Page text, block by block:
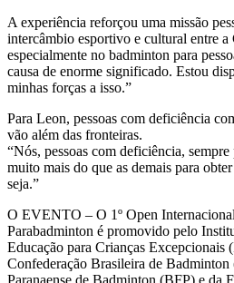
A experiência reforçou uma missão
intercâmbio esportivo e cultural entre a
especialmente no badminton para
causa de enorme significado. Estou
minhas forças a isso.”
Para Leon, pessoas com deficiência
vão além das fronteiras.
“Nós, pessoas com deficiência,
muito mais do que as demais para
seja.”
O EVENTO – O 1º Open
Parabadminton é promovido pelo
Educação para Crianças
Confederação Brasileira de
Paranaense de Badminton (BFP) e da